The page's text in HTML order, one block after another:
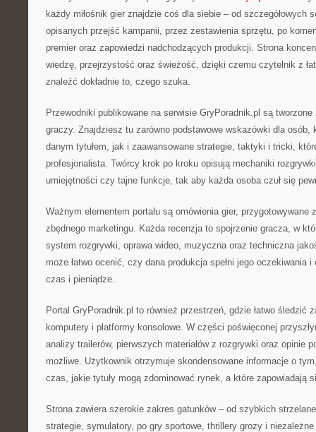
każdy miłośnik gier znajdzie coś dla siebie – od szczegółowych
opisanych przejść kampanii, przez zestawienia sprzętu, po
premier oraz zapowiedzi nadchodzących produkcji. Strona
wiedzę, przejrzystość oraz świeżość, dzięki czemu czytelnik z
znaleźć dokładnie to, czego szuka.
Przewodniki publikowane na serwisie GryPoradnik.pl są
graczy. Znajdziesz tu zarówno podstawowe wskazówki dla osób,
danym tytułem, jak i zaawansowane strategie, taktyki i tricki,
profesjonalista. Twórcy krok po kroku opisują mechaniki
umiejętności czy tajne funkcje, tak aby każda osoba czuł się
Ważnym elementem portalu są omówienia gier, przygotowywane
zbędnego marketingu. Każda recenzja to spojrzenie gracza, w
system rozgrywki, oprawa wideo, muzyczna oraz techniczna
może łatwo ocenić, czy dana produkcja spełni jego oczekiwania
czas i pieniądze.
Portal GryPoradnik.pl to również przestrzeń, gdzie łatwo śledzić
komputery i platformy konsolowe. W części poświęconej
analizy trailerów, pierwszych materiałów z rozgrywki oraz opinie
możliwe. Użytkownik otrzymuje skondensowane informacje o
czas, jakie tytuły mogą zdominować rynek, a które zapowiadają
Strona zawiera szerokie zakres gatunków – od szybkich
strategie, symulatory, po gry sportowe, thrillery grozy i